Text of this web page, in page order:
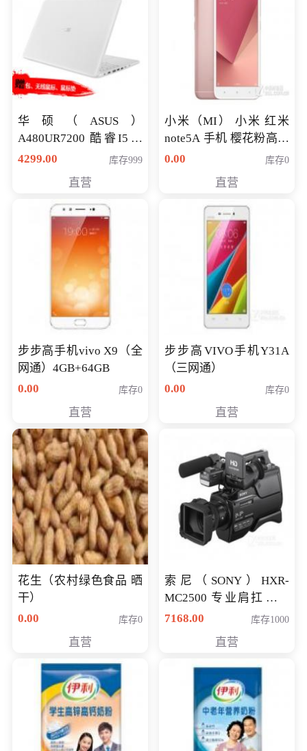
华硕（ASUS）
A480UR7200 酷睿I5超
薄学生办公游戏独显笔
NV930-2G独
4299.00 库存999
直营
小米（MI） 小米 红米
note5A 手机 樱花粉高配
版 全网通(3G+32G)
0.00 库存0
直营
步步高手机vivo X9（全
网通）4GB+64GB
0.00
库存0
直营
步步高VIVO手机Y31A
（三网通）
0.00
库存0
直营
花生（农村绿色食品 晒
干）
0.00
库存0
直营
索尼（SONY）HXR-
MC2500 专业肩扛式存
储卡全高清摄录一体机
清入门级摄像机
7168.00 库存1000
直营